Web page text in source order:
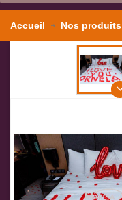
Accueil Nos produits
Chambre romantique